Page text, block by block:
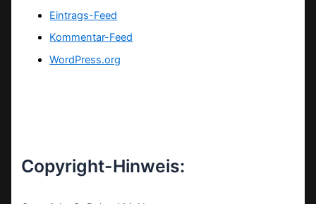
Eintrags-Feed
Kommentar-Feed
WordPress.org
Copyright-Hinweis: